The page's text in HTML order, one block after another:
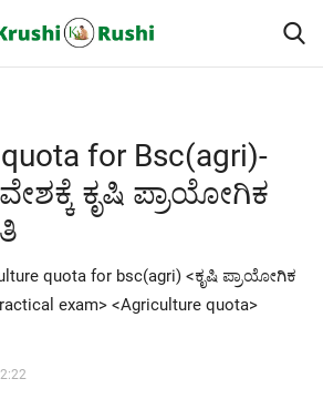
for Bsc(agri)-
ಕೃಷಿ ಪ್ರಾಯೋಗಿಕ
quota for bsc(agri) <ಕೃಷಿ ಪ್ರಾಯೋಗಿಕ
exam> <Agriculture quota>